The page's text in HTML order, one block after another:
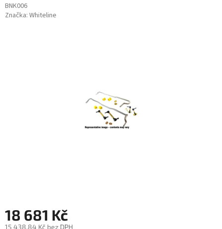
BNK006
Značka: Whiteline
18 681 Kč
15 438,84 Kč bez DPH